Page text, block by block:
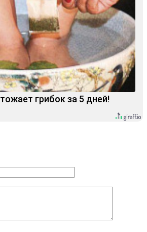
грибок за 5 дней!